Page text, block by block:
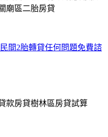
廟區二胎房貸
間2胎轉貸任何問題免費諮
款房貸樹林區房貸試算